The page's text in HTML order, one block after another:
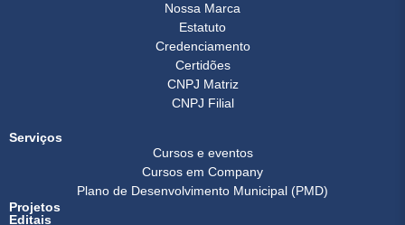
Nossa Marca
Estatuto
Credenciamento
Certidões
CNPJ Matriz
CNPJ Filial
Serviços
Cursos e eventos
Cursos em Company
Plano de Desenvolvimento Municipal (PMD)
Projetos
Editais